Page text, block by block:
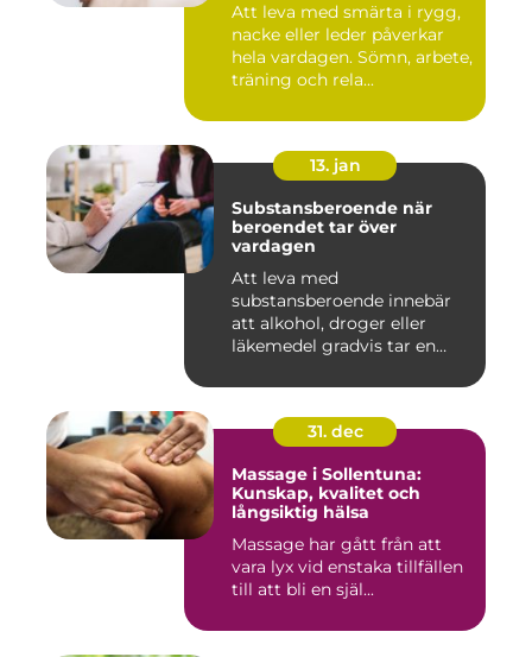
Att leva med smärta i rygg,
nacke eller leder påverkar
hela vardagen. Sömn, arbete,
träning och rela...
13. jan
Substansberoende när
beroendet tar över
vardagen
Att leva med
substansberoende innebär
att alkohol, droger eller
läkemedel gradvis tar en
31. dec
Massage i Sollentuna:
Kunskap, kvalitet och
långsiktig hälsa
Massage har gått från att
vara lyx vid enstaka tillfällen
till att bli en själ...